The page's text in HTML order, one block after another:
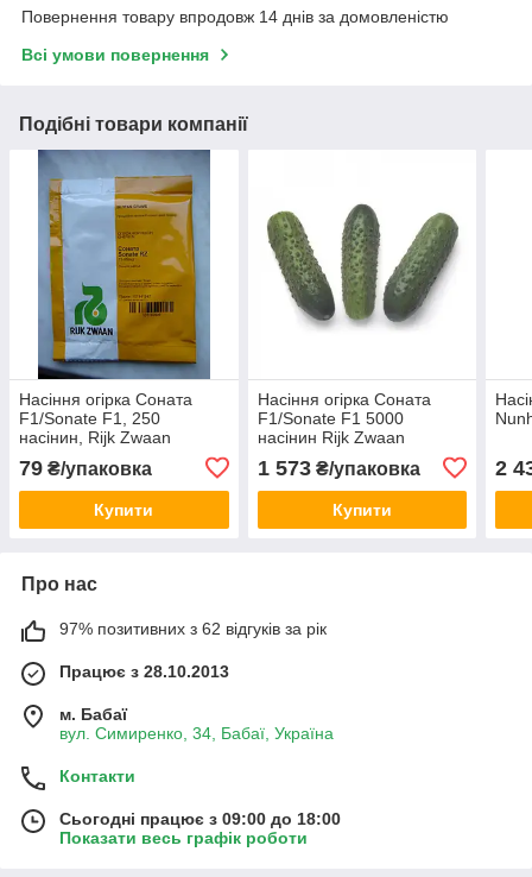
Повернення товару впродовж 14 днів за домовленістю
Всі умови повернення
Подібні товари компанії
Насіння огірка Соната
F1/Sonate F1, 250
насінин, Rijk Zwaan
79 ₴/упаковка
Купити
Насіння огірка Соната
F1/Sonate F1 5000
насінин Rijk Zwaan
1 573₴/упаковка
Купити
2
Про нас
97% позитивних з 62 відгуків за рік
Працює з 28.10.2013
м. Бабаї
вул. Симиренко, 34, Бабаї, Україна
Контакти
Сьогодні працює з 09:00 до 18:00
Показати весь графік роботи